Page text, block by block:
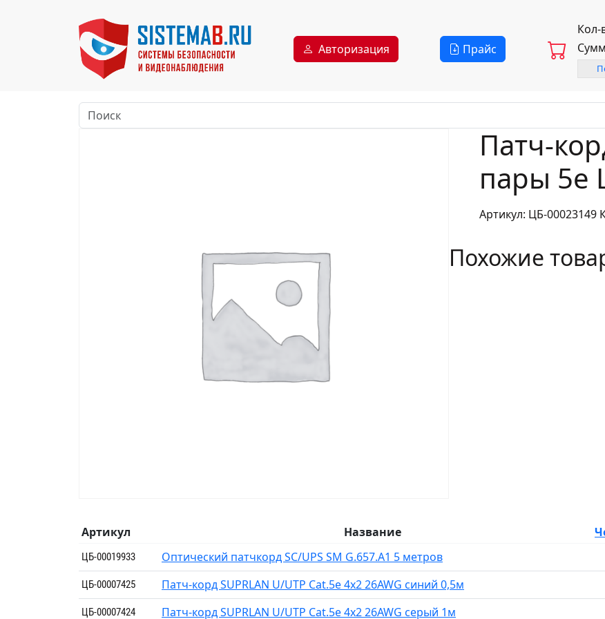
Авторизация Прайс
Кол-
Патч-
пары 5e
Артикул: ЦБ-00023149
Похожие
Артикул Название
ЦБ-00019933 Оптический патчкорд SC/UPS SM G.657.A1 5 метров
ЦБ-00007425 Патч-корд SUPRLAN U/UTP Cat.5e 4x2 26AWG синий 0,5м
ЦБ-00007424 Патч-корд SUPRLAN U/UTP Cat.5e 4x2 26AWG серый 1м